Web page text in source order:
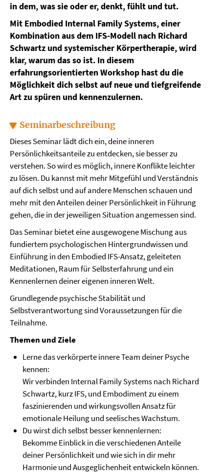
in dem, was sie oder er, denkt, fühlt und tut.
Mit Embodied Internal Family Systems, einer
Kombination aus dem IFS-Modell nach Richard
Schwartz und systemischer Körpertherapie, wird
klar, warum das so ist. In diesem
erfahrungsorientierten Workshop hast du die
Möglichkeit dich selbst auf neue und tiefgreifende
Art zu spüren und kennenzulernen.
Seminarbeschreibung
Dieses Seminar lädt dich ein, deine inneren
Persönlichkeitsanteile zu entdecken, sie besser zu
verstehen. So wird es möglich, innere Konflikte leichter
zu lösen. Du kannst mit mehr Mitgefühl und Verständnis
auf dich selbst und auf andere Menschen schauen und
mehr mit den Anteilen deiner Persönlichkeit in Führung
gehen, die in der jeweiligen Situation angemessen sind.
Das Seminar bietet eine ausgewogene Mischung aus
fundiertem psychologischen Hintergrundwissen und
Einführung in den Embodied IFS-Ansatz, geleiteten
Meditationen, Raum für Selbsterfahrung und ein
Kennenlernen deiner eigenen inneren Welt.
Grundlegende psychische Stabilität und
Selbstverantwortung sind Voraussetzungen für die
Teilnahme.
Themen und Ziele
Lerne das verkörperte innere Team deiner Psyche
kennen:
Wir verbinden Internal Family Systems nach Richard
Schwartz, kurz IFS, und Embodiment zu einem
faszinierenden und wirkungsvollen Ansatz für
emotionale Heilung und seelisches Wachstum.
Du wirst dich selbst besser kennenlernen:
Bekomme Einblick in die verschiedenen Anteile
deiner Persönlichkeit und wie sich in dir mehr
Harmonie und Ausgeglichenheit entwickeln können.